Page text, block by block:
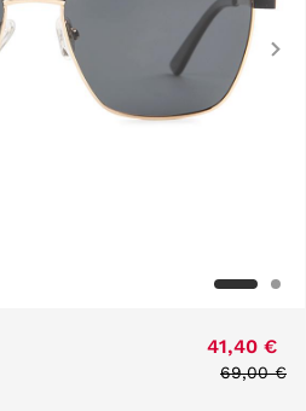
41,40 €
Price
69,00 €